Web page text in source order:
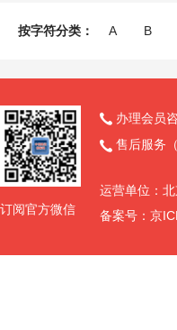
按字符分类： A B
订阅官方微信
 办理会员
 售后服务
运营单位：
备案号：京